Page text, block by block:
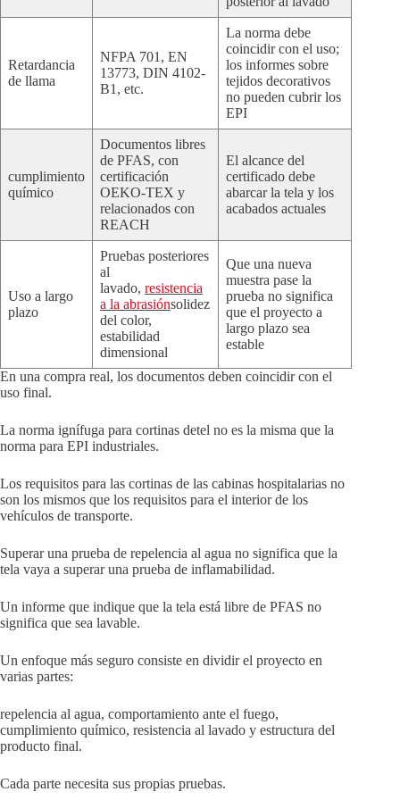
Retardancia
de llama
NFPA 701, EN
13773, DIN 4102-
B1, etc.
La norma debe
coincidir con el uso;
los informes sobre
tejidos decorativos
no pueden cubrir los
EPI
cumplimiento
químico
Documentos libres
de PFAS, con
certificación
OEKO-TEX y
relacionados con
REACH
El alcance del
certificado debe
abarcar la tela y los
acabados actuales
Uso a largo
plazo
Pruebas posteriores
al
lavado, resistencia
a la abrasiónsolidez
del color,
estabilidad
dimensional
Que una nueva
muestra pase la
prueba no significa
que el proyecto a
largo plazo sea
estable
En una compra real, los documentos deben coincidir con el
uso final.
La norma ignífuga para cortinas detel no es la misma que la
norma para EPI industriales.
Los requisitos para las cortinas de las cabinas hospitalarias no
son los mismos que los requisitos para el interior de los
vehículos de transporte.
Superar una prueba de repelencia al agua no significa que la
tela vaya a superar una prueba de inflamabilidad.
Un informe que indique que la tela está libre de PFAS no
significa que sea lavable.
Un enfoque más seguro consiste en dividir el proyecto en
varias partes:
repelencia al agua, comportamiento ante el fuego,
cumplimiento químico, resistencia al lavado y estructura del
producto final.
Cada parte necesita sus propias pruebas.